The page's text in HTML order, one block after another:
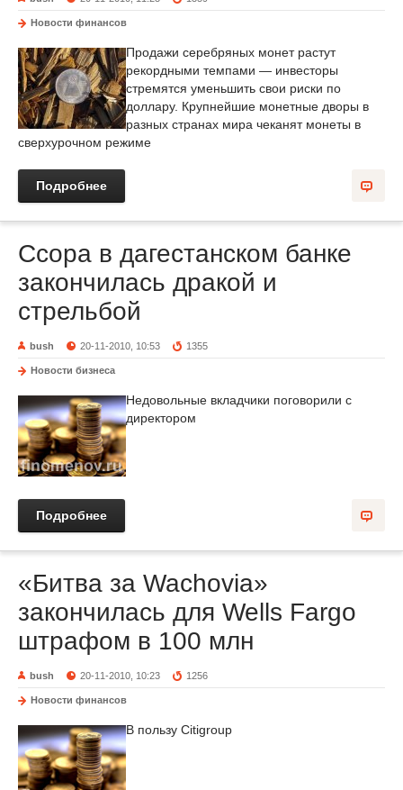
Новости финансов
Продажи серебряных монет растут
рекордными темпами — инвесторы
стремятся уменьшить свои риски по
доллару. Крупнейшие монетные дворы в
разных странах мира чеканят монеты в
сверхурочном режиме
Подробнее
Ссора в дагестанском банке
закончилась дракой и
стрельбой
bush 20-11-2010, 10:53 1355
Новости бизнеса
Недовольные вкладчики поговорили с
директором
Подробнее
«Битва за Wachovia»
закончилась для Wells Fargo
штрафом в 100 млн
bush 20-11-2010, 10:23 1256
Новости финансов
В пользу Citigroup